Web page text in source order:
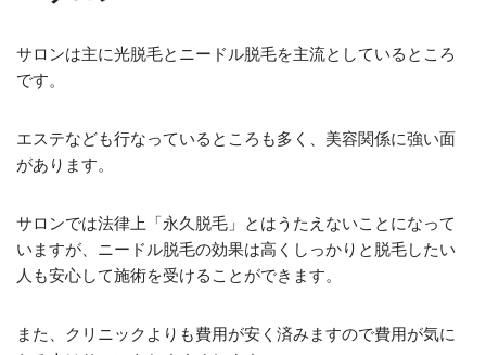
サロンは主に光脱毛とニードル脱毛を主流としているところ
です。
エステなども行なっているところも多く、美容関係に強い面
があります。
サロンでは法律上「永久脱毛」とはうたえないことになって
いますが、ニードル脱毛の効果は高くしっかりと脱毛したい
人も安心して施術を受けることができます。
また、クリニックよりも費用が安く済みますので費用が気に